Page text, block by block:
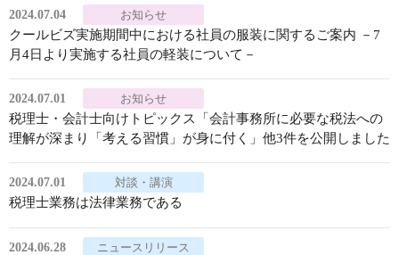
2024.07.04 お知らせ
クールビズ実施期間中における社員の服装に関するご案内 －7
月4日より実施する社員の軽装について－
2024.07.01 お知らせ
税理士・会計士向けトピックス「会計事務所に必要な税法への
理解が深まり「考える習慣」が身に付く」他3件を公開しました
2024.07.01 対談・講演
税理士業務は法律業務である
2024.06.28 ニュースリリース